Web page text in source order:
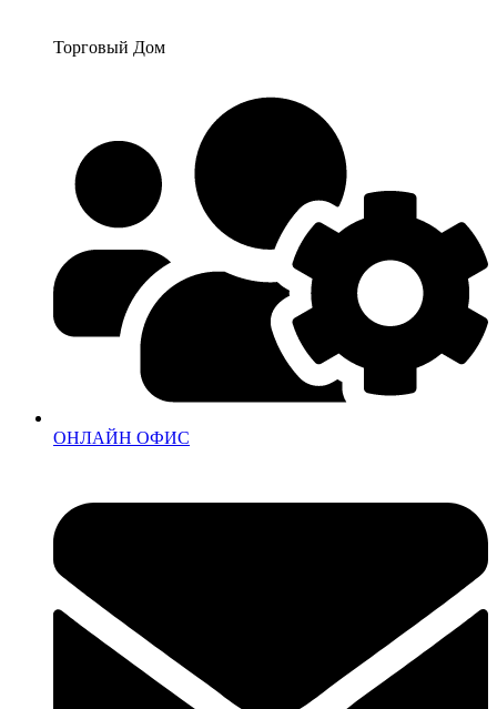
Торговый Дом
ОНЛАЙН ОФИС